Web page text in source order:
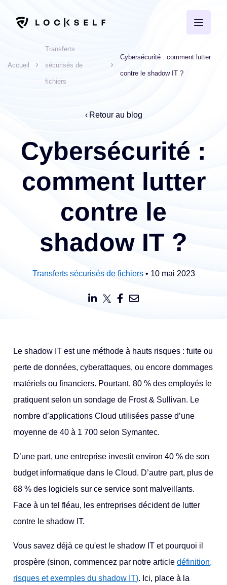
Accueil
Transferts
sécurisés de
fichiers
Cybersécurité : comment lutter
contre le shadow IT ?
Retour au blog
Cybersécurité :
comment lutter
contre le
shadow IT ?
Transferts sécurisés de fichiers• 10 mai 2023
Le shadow IT est une méthode à hauts risques : fuite ou
perte de données, cyberattaques, ou encore dommages
matériels ou financiers. Pourtant, 80 % des employés le
pratiquent selon un sondage de Frost & Sullivan. Le
nombre d’applications Cloud utilisées passe d’une
moyenne de 40 à 1 700 selon Symantec.
D’une part, une entreprise investit environ 40 % de son
budget informatique dans le Cloud. D’autre part, plus de
68 % des logiciels sur ce service sont malveillants.
Face à un tel fléau, les entreprises décident de lutter
contre le shadow IT.
Vous savez déjà ce qu'est le shadow IT et pourquoi il
prospère (sinon, commencez par notre article définition,
risques et exemples du shadow IT). Ici, place à la